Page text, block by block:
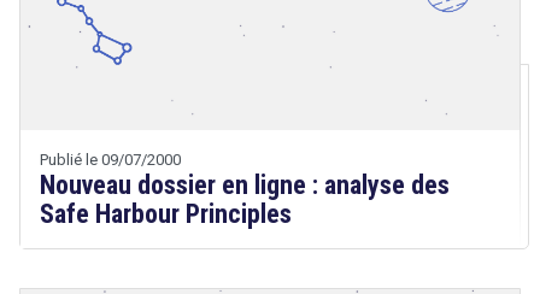
Publié le 09/07/2000
Nouveau dossier en ligne : analyse des
Safe Harbour Principles